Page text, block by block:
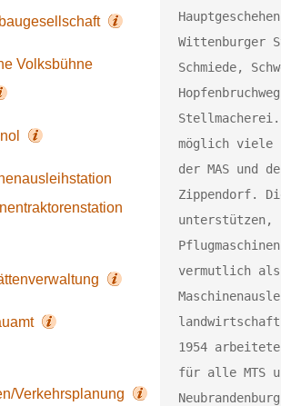
Volksbühne
Verkehrsplanung
Wittenburger
Schmiede,
möglich viele
der MAS und
Zippendorf.
unterstützen,
vermutlich
1954
für alle MTS